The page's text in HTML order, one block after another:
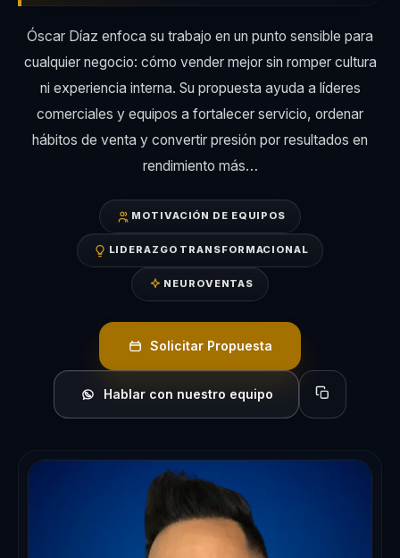
Óscar Díaz enfoca su trabajo en un punto sensible para
cualquier negocio: cómo vender mejor sin romper cultura
ni experiencia interna. Su propuesta ayuda a líderes
comerciales y equipos a fortalecer servicio, ordenar
hábitos de venta y convertir presión por resultados en
rendimiento más…
MOTIVACIÓN DE EQUIPOS
LIDERAZGO TRANSFORMACIONAL
NEUROVENTAS
Solicitar Propuesta
Hablar con nuestro equipo Copiar perfil